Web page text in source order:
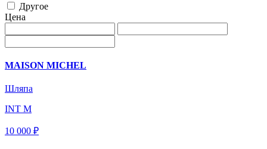
Другое
Цена
MAISON MICHEL
Шляпа
INT M
10 000 ₽